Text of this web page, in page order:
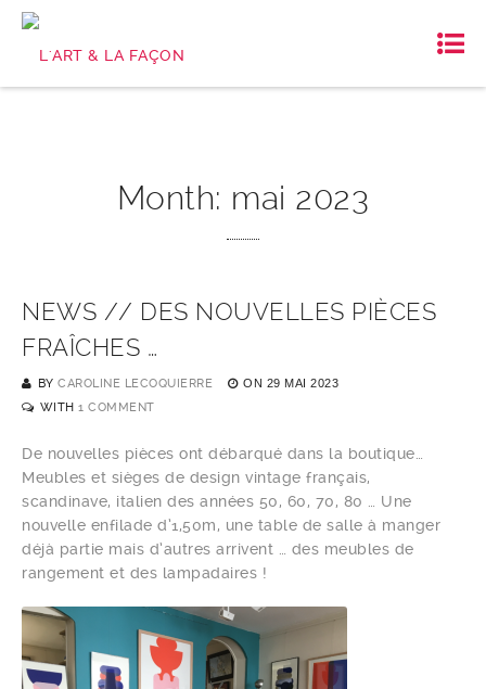
Month: mai 2023
NEWS // DES NOUVELLES PIÈCES
FRAÎCHES …
BY CAROLINE LECOQUIERRE ON 29 MAI 2023
WITH 1 COMMENT
De nouvelles pièces ont débarqué dans la boutique…
Meubles et sièges de design vintage français,
scandinave, italien des années 50, 60, 70, 80 … Une
nouvelle enfilade d’1,50m, une table de salle à manger
déjà partie mais d’autres arrivent … des meubles de
rangement et des lampadaires !